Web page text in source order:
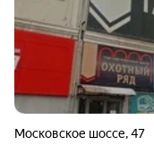
Московское шоссе,47